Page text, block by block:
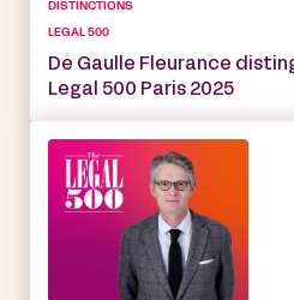
DISTINCTIONS
LEGAL 500
De Gaulle Fleurance
Legal 500 Paris 2025